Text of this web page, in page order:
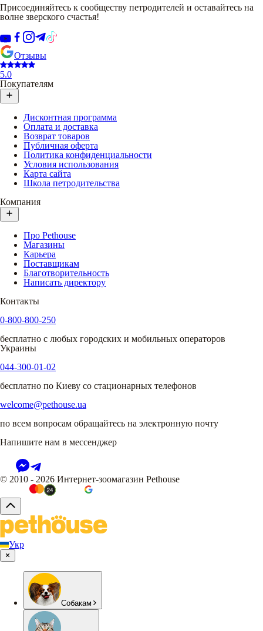
Присоединяйтесь к сообществу петродителей и оставайтесь на
волне зверского счастья!
Отзывы
5.0
Покупателям
Дисконтная программа
Оплата и доставка
Возврат товаров
Публичная оферта
Политика конфиденциальности
Условия использования
Карта сайта
Школа петродительства
Компания
Про Pethouse
Магазины
Карьера
Поставщикам
Благотворительность
Написать директору
Контакты
0-800-800-250
бесплатно с любых городских и мобильных операторов
Украины
044-300-01-02
бесплатно по Киеву со стационарных телефонов
welcome@pethouse.ua
по всем вопросам обращайтесь на электронную почту
Напишите нам в мессенджер
© 2010 - 2026 Интернет-зоомагазин Pethouse
Укр
Собакам